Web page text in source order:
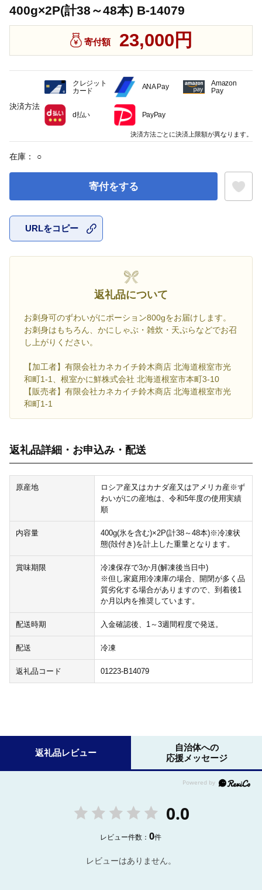
400g×2P(計38～48本) B-14079
寄付額 23,000円
在庫： ○
寄付をする
URLをコピー
返礼品について
お刺身可のずわいがにポーション800gをお届けします。
お刺身はもちろん、かにしゃぶ・雑炊・天ぷらなどでお召
し上がりください。
【加工者】有限会社カネカイチ鈴木商店 北海道根室市光
和町1-1、根室かに鮮株式会社 北海道根室市本町3-10
【販売者】有限会社カネカイチ鈴木商店 北海道根室市光
和町1-1
返礼品詳細・お申込み・配送
原産地
ロシア産又はカナダ産又はアメリカ産※ず
わいがにの産地は、令和5年度の使用実績
順
内容量
400g(氷を含む)×2P(計38～48本)※冷凍状
態(殻付き)を計上した重量となります。
賞味期限
冷凍保存で3か月(解凍後当日中)
※但し家庭用冷凍庫の場合、開閉が多く品
質劣化する場合がありますので、到着後1
か月以内を推奨しています。
配送時期 入金確認後、1～3週間程度で発送。
配送 冷凍
返礼品コード 01223-B14079
決済方法
クレジット
カード
ANA Pay
Amazon
Pay
d払い PayPay
決済方法ごとに決済上限額が異なります。
返礼品レビュー
自治体への
応援メッセージ
0.0
レビュー件数：0件
レビューはありません。